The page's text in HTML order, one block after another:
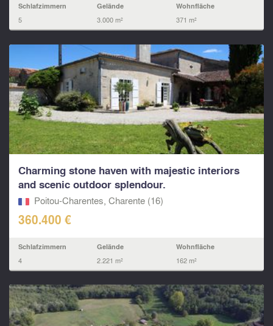
Schlafzimmern
5
Gelände
3.000 m²
Wohnfläche
371 m²
Charming stone haven with majestic interiors
and scenic outdoor splendour.
Poitou-Charentes, Charente (16)
360.400 €
Schlafzimmern
4
Gelände
2.221 m²
Wohnfläche
162 m²